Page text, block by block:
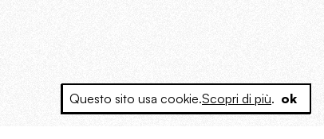
Questo sito usa cookie.Scopri di più. ok